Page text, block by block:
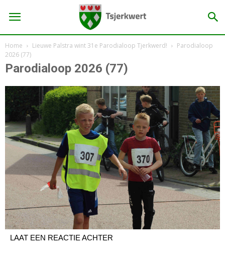
Home Lieuwe Palstra wint 31e Parodialoop Tjerkwerd!
Parodialoop
2026 (77)
Parodialoop 2026 (77)
LAAT EEN REACTIE ACHTER